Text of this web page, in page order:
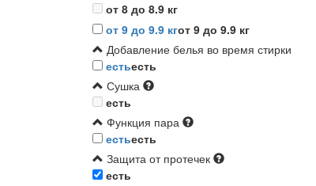
от 8 до 8.9 кг
от 9 до 9.9 кгот 9 до 9.9 кг
Добавление белья во время стирки
естьесть
Сушка
есть
Функция пара
естьесть
Защита от протечек
есть